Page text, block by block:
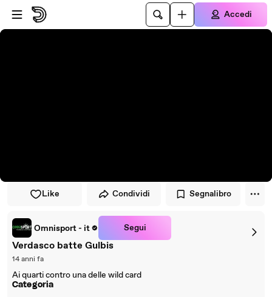
Vai al lettore
Passa al contenuto principale
Accedi
Like Condividi Segnalibro
Omnisport - it Segui
Verdasco batte Gulbis
14 anni fa
Ai quarti contro una delle wild card
Categoria